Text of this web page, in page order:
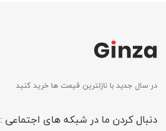
در سال جدید با نازلترین قیمت ها خرید کنید
دنبال کردن ما در شبکه های اجتماعی :